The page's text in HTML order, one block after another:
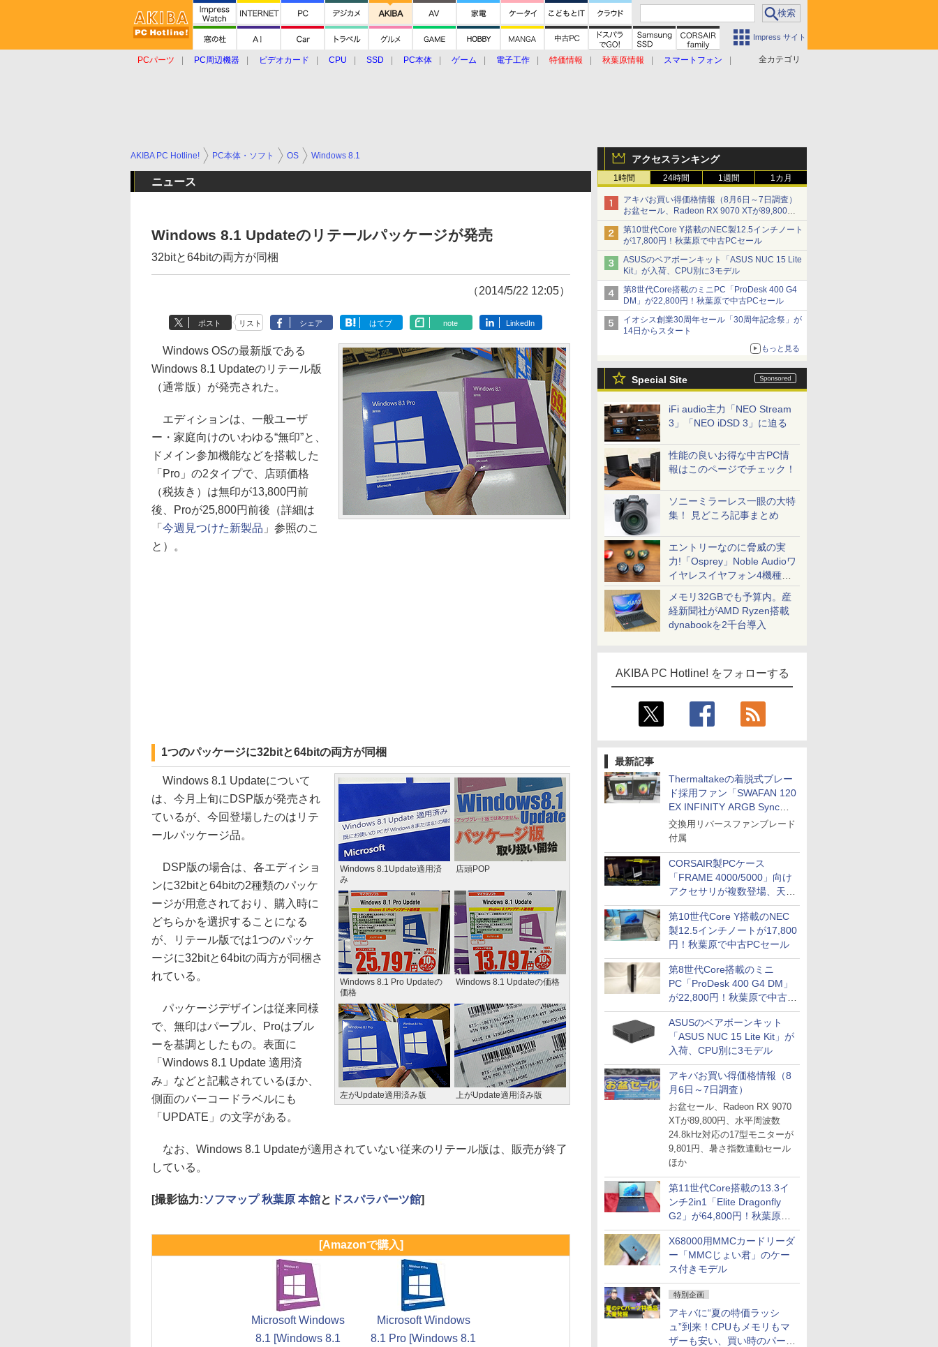
Impress サイト
全カテゴリ
PCパーツ PC周辺機器 ビデオカード CPU SSD PC本体 ゲーム 電子工作 特価情報 秋葉原情報
スマートフォン
アクセスランキング
1時間 24時間 1週間 1カ月
アキバお買い得価格情報（8月6日～7日調査）
お盆セール、Radeon RX 9070 XTが89,800
円、水平周波数24.8kHz対応の17型モニターが
9,801円、暑さ指数連動セール ほか
第10世代Core Y搭載のNEC製12.5インチノート
が17,800円！秋葉原で中古PCセール
ASUSのベアボーンキット「ASUS NUC 15 Lite
Kit」が入荷、CPU別に3モデル
第8世代Core搭載のミニPC「ProDesk 400 G4
DM」が22,800円！秋葉原で中古PCセール
イオシス創業30周年セール「30周年記念祭」が
14日からスタート
もっと見る
Special Site
iFi audio主力「NEO Stream
3」「NEO iDSD 3」に迫る
性能の良いお得な中古PC情
報はこのページでチェック！
ソニーミラーレス一眼の大特
集！ 見どころ記事まとめ
エントリーなのに脅威の実
力!「Osprey」Noble Audioワ
イヤレスイヤフォン4機種を
一気に聴く
メモリ32GBでも予算内。産
経新聞社がAMD Ryzen搭載
dynabookを2千台導入
AKIBA PC Hotline! をフォローする
最新記事
Thermaltakeの着脱式ブレー
ド採用ファン「SWAFAN 120
EX INFINITY ARGB Sync」
に単品パッケージ
交換用リバースファンブレード
付属
CORSAIR製PCケース
「FRAME 4000/5000」向け
アクセサリが複数登場、天然
木製パネルや背面コネクタ対
応トレイなど
第10世代Core Y搭載のNEC
製12.5インチノートが17,800
円！秋葉原で中古PCセール
第8世代Core搭載のミニ
PC「ProDesk 400 G4 DM」
が22,800円！秋葉原で中古
PCセール
ASUSのベアボーンキット
「ASUS NUC 15 Lite Kit」が
入荷、CPU別に3モデル
アキバお買い得価格情報（8
月6日～7日調査）
お盆セール、Radeon RX 9070
XTが89,800円、水平周波数
24.8kHz対応の17型モニターが
9,801円、暑さ指数連動セール
ほか
第11世代Core搭載の13.3イ
ンチ2in1「Elite Dragonfly
G2」が64,800円！秋葉原で
中古PCセール
X68000用MMCカードリーダ
ー「MMCじょい君」のケー
ス付きモデル
特別企画
アキバに“夏の特価ラッシ
ュ”到来！CPUもメモリもマ
ザーも安い、買い時のパーツ
AKIBA PC Hotline! PC本体・ソフト OS Windows 8.1
ニュース
Windows 8.1 Updateのリテールパッケージが発売
32bitと64bitの両方が同梱
（2014/5/22 12:05）
ポスト リスト シェア はてブ note LinkedIn
Windows OSの最新版である
Windows 8.1 Updateのリテール版
（通常版）が発売された。
エディションは、一般ユーザ
ー・家庭向けのいわゆる“無印”と、
ドメイン参加機能などを搭載した
「Pro」の2タイプで、店頭価格
（税抜き）は無印が13,800円前
後、Proが25,800円前後（詳細は
「 今週見つけた新製品 」参照のこ
と）。
1つのパッケージに32bitと64bitの両方が同梱
Windows 8.1Update適用済
み
店頭POP
Windows 8.1 Pro Updateの
価格
Windows 8.1 Updateの価格
左がUpdate適用済み版 上がUpdate適用済み版
Windows 8.1 Updateについて
は、今月上旬にDSP版が発売され
ているが、今回登場したのはリテ
ールパッケージ品。
DSP版の場合は、各エディショ
ンに32bitと64bitの2種類のパッケ
ージが用意されており、購入時に
どちらかを選択することになる
が、リテール版では1つのパッケ
ージに32bitと64bitの両方が同梱さ
れている。
パッケージデザインは従来同様
で、無印はパープル、Proはブル
ーを基調としたもの。表面に
「Windows 8.1 Update 適用済
み」などと記載されているほか、
側面のバーコードラベルにも
「UPDATE」の文字がある。
なお、Windows 8.1 Updateが適用されていない従来のリテール版は、販売が終了
している。
[撮影協力:ソフマップ 秋葉原 本館と ドスパラパーツ館]
[Amazonで購入]
Microsoft Windows
8.1 [Windows 8.1
Microsoft Windows
8.1 Pro [Windows 8.1